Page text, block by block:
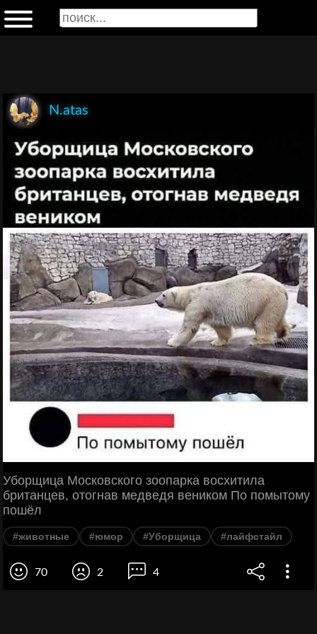
N.atas
Уборщица Московского зоопарка восхитила
британцев, отогнав медведя веником По помытому
пошёл
#животные #юмор #Уборщица #лайфстайл
70 2 4